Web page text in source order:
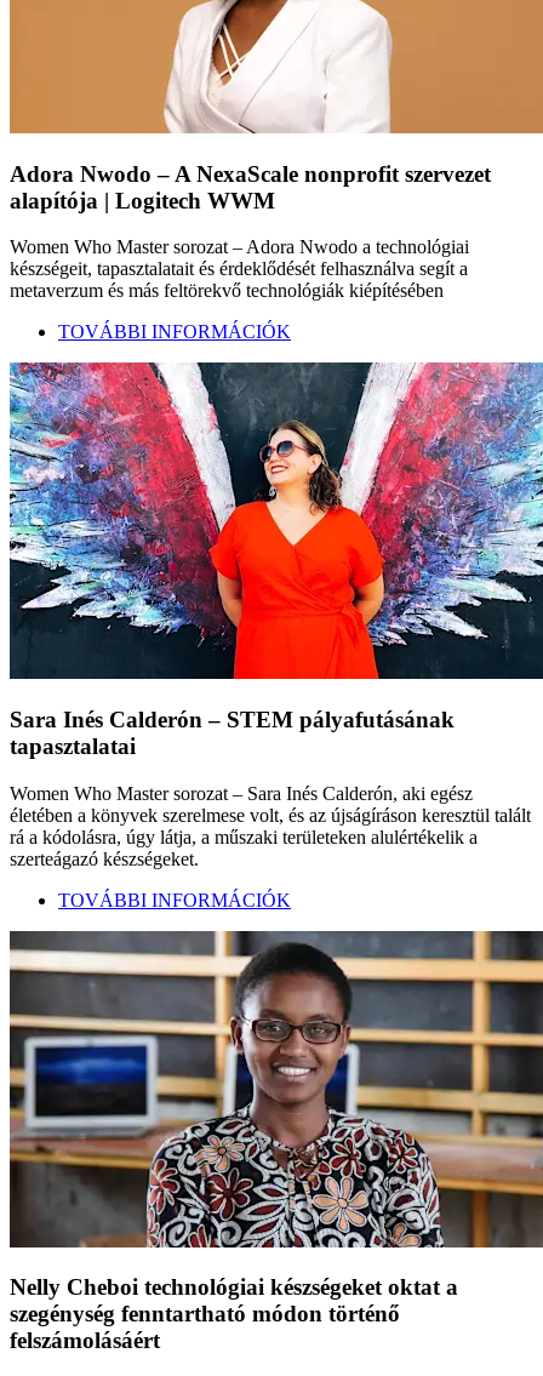
Adora Nwodo – A NexaScale nonprofit szervezet
alapítója | Logitech WWM
Women Who Master sorozat – Adora Nwodo a technológiai
készségeit, tapasztalatait és érdeklődését felhasználva segít a
metaverzum és más feltörekvő technológiák kiépítésében
TOVÁBBI INFORMÁCIÓK
Sara Inés Calderón – STEM pályafutásának
tapasztalatai
Women Who Master sorozat – Sara Inés Calderón, aki egész
életében a könyvek szerelmese volt, és az újságíráson keresztül talált
rá a kódolásra, úgy látja, a műszaki területeken alulértékelik a
szerteágazó készségeket.
TOVÁBBI INFORMÁCIÓK
Nelly Cheboi technológiai készségeket oktat a
szegénység fenntartható módon történő
felszámolásáért